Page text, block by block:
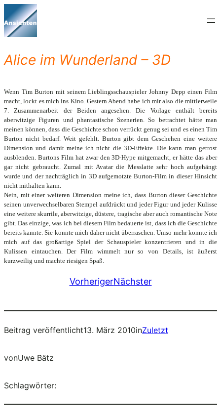
Zum
Inhalt
springen
Alice im Wunderland – 3D
Wenn Tim Burton mit seinem Lieblingsschauspieler Johnny Depp einen Film
macht, lockt es mich ins Kino. Gestern Abend habe ich mir also die mittlerweile
7. Zusammenarbeit der Beiden angesehen. Die Vorlage enthält bereits
aberwitzige Figuren und phantastische Szenerien. So betrachtet hätte man
meinen können, dass die Geschichte schon verrückt genug sei und es einen Tim
Burton nicht bedarf. Weit gefehlt. Burton gibt dem Geschehen eine weitere
Dimension und damit meine ich nicht die 3D-Effekte. Die kann man getrost
ausblenden. Burtons Film hat zwar den 3D-Hype mitgemacht, er hätte das aber
gar nicht gebraucht. Zumal mit Avatar die Messlatte sehr hoch aufgehängt
wurde und der nachträglich in 3D aufgemotzte Burton-Film in dieser Hinsicht
nicht mithalten kann.
Nein, mit einer weiteren Dimension meine ich, dass Burton dieser Geschichte
seinen unverwechselbaren Stempel aufdrückt und jeder Figur und jeder Kulisse
eine weitere skurrile, aberwitzige, düstere, tragische aber auch romantische Note
gibt. Das einzige, was ich bei diesem Film bedauerte ist, dass ich die Geschichte
bereits kannte. Sie konnte mich daher nicht überraschen. Umso mehr konnte ich
mich auf das großartige Spiel der Schauspieler konzentrieren und in die
Kulissen eintauchen. Der Film wimmelt nur so von Details, ist äußerst
kurzweilig und machte riesigen Spaß.
VorherigerNächster
Beitrag veröffentlicht13. März 2010inZuletzt
vonUwe Bätz
Schlagwörter: